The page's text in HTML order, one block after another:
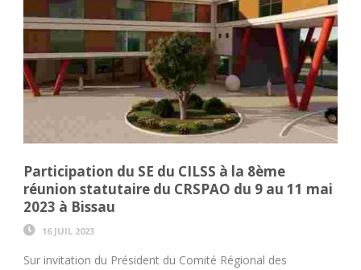
Participation du SE du CILSS à la 8ème
réunion statutaire du CRSPAO du 9 au 11 mai
2023 à Bissau
16 JUIL 2023
Sur invitation du Président du Comité Régional des